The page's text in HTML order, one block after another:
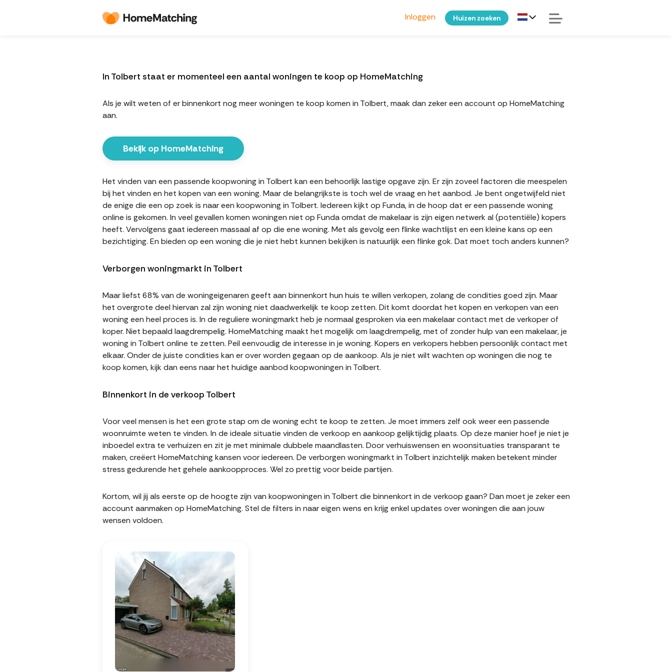
Inloggen Huizen zoeken
In Tolbert staat er momenteel een aantal woningen te koop op HomeMatching
Als je wilt weten of er binnenkort nog meer woningen te koop komen in Tolbert, maak dan zeker een account op HomeMatching
aan.
Bekijk op HomeMatching
Het vinden van een passende koopwoning in Tolbert kan een behoorlijk lastige opgave zijn. Er zijn zoveel factoren die meespelen
bij het vinden en het kopen van een woning. Maar de belangrijkste is toch wel de vraag en het aanbod. Je bent ongetwijfeld niet
de enige die een op zoek is naar een koopwoning in Tolbert. Iedereen kijkt op Funda, in de hoop dat er een passende woning
online is gekomen. In veel gevallen komen woningen niet op Funda omdat de makelaar is zijn eigen netwerk al (potentiële) kopers
heeft. Vervolgens gaat iedereen massaal af op die ene woning. Met als gevolg een flinke wachtlijst en een kleine kans op een
bezichtiging. En bieden op een woning die je niet hebt kunnen bekijken is natuurlijk een flinke gok. Dat moet toch anders kunnen?
Verborgen woningmarkt in Tolbert
Maar liefst 68% van de woningeigenaren geeft aan binnenkort hun huis te willen verkopen, zolang de condities goed zijn. Maar
het overgrote deel hiervan zal zijn woning niet daadwerkelijk te koop zetten. Dit komt doordat het kopen en verkopen van een
woning een heel proces is. In de reguliere woningmarkt heb je normaal gesproken via een makelaar contact met de verkoper of
koper. Niet bepaald laagdrempelig. HomeMatching maakt het mogelijk om laagdrempelig, met of zonder hulp van een makelaar, je
woning in Tolbert online te zetten. Peil eenvoudig de interesse in je woning. Kopers en verkopers hebben persoonlijk contact met
elkaar. Onder de juiste condities kan er over worden gegaan op de aankoop. Als je niet wilt wachten op woningen die nog te
koop komen, kijk dan eens naar het huidige aanbod koopwoningen in Tolbert.
Binnenkort in de verkoop Tolbert
Voor veel mensen is het een grote stap om de woning echt te koop te zetten. Je moet immers zelf ook weer een passende
woonruimte weten te vinden. In de ideale situatie vinden de verkoop en aankoop gelijktijdig plaats. Op deze manier hoef je niet je
inboedel extra te verhuizen en zit je met minimale dubbele maandlasten. Door verhuiswensen en woonsituaties transparant te
maken, creëert HomeMatching kansen voor iedereen. De verborgen woningmarkt in Tolbert inzichtelijk maken betekent minder
stress gedurende het gehele aankoopproces. Wel zo prettig voor beide partijen.
Kortom, wil jij als eerste op de hoogte zijn van koopwoningen in Tolbert die binnenkort in de verkoop gaan? Dan moet je zeker een
account aanmaken op HomeMatching. Stel de filters in naar eigen wens en krijg enkel updates over woningen die aan jouw
wensen voldoen.